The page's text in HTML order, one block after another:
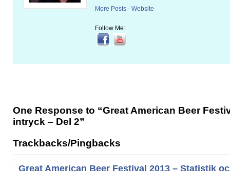
More Posts - Website
Follow Me:
One Response to “Great American Beer
intryck – Del 2”
Trackbacks/Pingbacks
Great American Beer Festival 2013 – Statistik